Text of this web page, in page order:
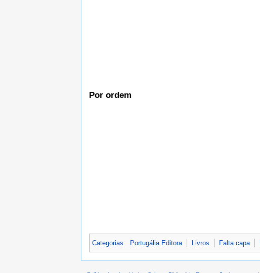
Por ordem
Categorias: Portugália Editora Livros Falta capa